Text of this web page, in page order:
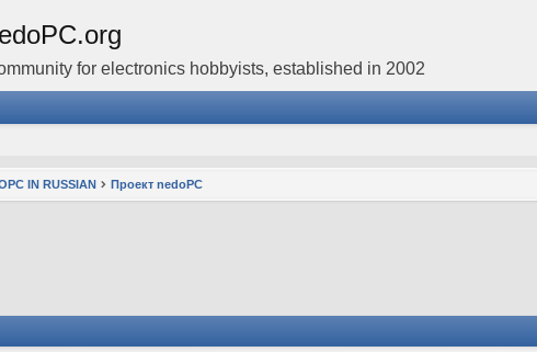
for electronics hobbyists, established in 2002
IN RUSSIAN Проект nedoPC